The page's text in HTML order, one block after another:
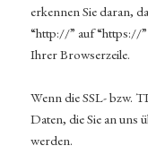
erkennen Sie daran,
“http://” auf “https://
Ihrer Browserzeile.
Wenn die SSL- bzw.
Daten, die Sie an
werden.